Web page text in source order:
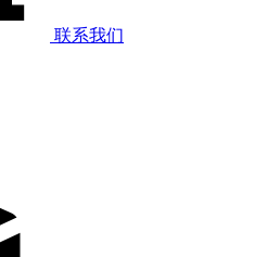
联系我们